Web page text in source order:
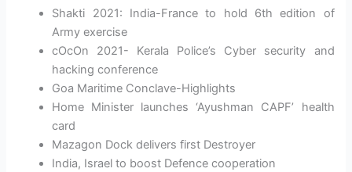
Shakti 2021: India-France to hold 6th edition of
Army exercise
cOcOn 2021- Kerala Police’s Cyber security and
hacking conference
Goa Maritime Conclave-Highlights
Home Minister launches ‘Ayushman CAPF’ health
card
Mazagon Dock delivers first Destroyer
India, Israel to boost Defence cooperation